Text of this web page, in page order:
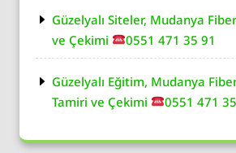
Güzelyalı Siteler, Mudanya
ve Çekimi
0551 471 35 91
Güzelyalı Eğitim, Mudanya
Tamiri ve Çekimi
0551 471